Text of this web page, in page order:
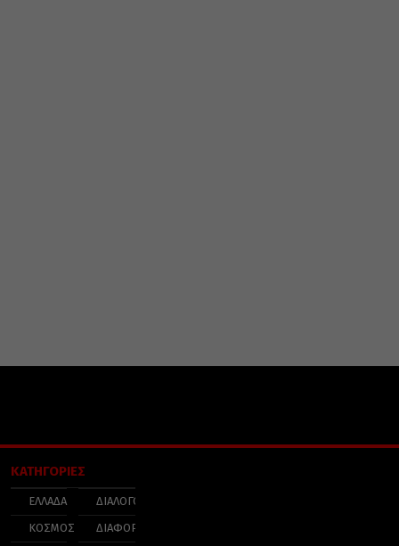
ΚΑΤΗΓΟΡΙΕΣ
ΕΛΛΑΔΑ
ΚΟΣΜΟΣ
ΔΙΑΛΟΓΟΣ
ΔΙΑΦΟΡΑ